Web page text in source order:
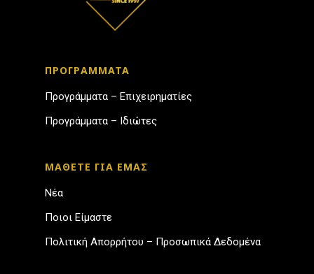
ΠΡΟΓΡΑΜΜΑΤΑ
Προγράμματα – Επιχειρηματίες
Προγράμματα – Ιδιώτες
ΜΑΘΕΤΕ ΓΙΑ ΕΜΑΣ
Νέα
Ποιοι Είμαστε
Πολιτική Απορρήτου – Προσωπικά Δεδομένα